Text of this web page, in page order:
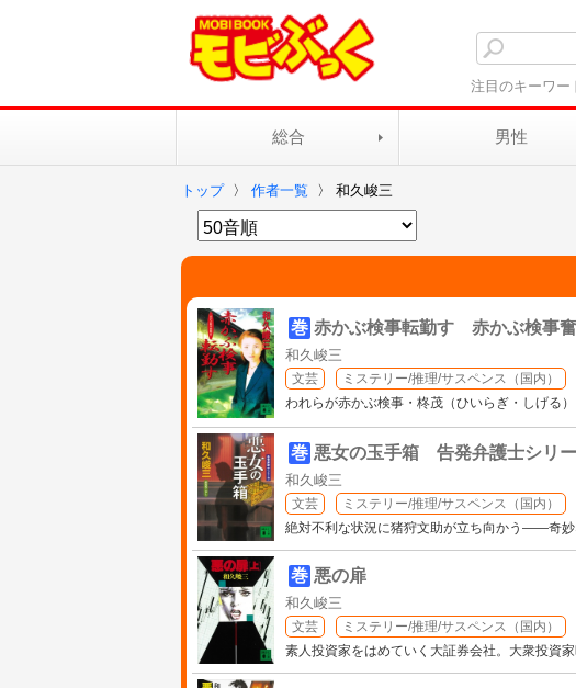
注目のキーワー
総合 男性
トップ 〉 作者一覧 〉 和久峻三
巻 赤かぶ検事転勤す 赤かぶ検事
和久峻三
文芸
ミステリー/推理/サスペンス（国内）
われらが赤かぶ検事・柊茂（ひいらぎ・しげる
巻 悪女の玉手箱 告発弁護士シリ
和久峻三
文芸
ミステリー/推理/サスペンス（国内）
絶対不利な状況に猪狩文助が立ち向かう――奇
巻 悪の扉
和久峻三
文芸
ミステリー/推理/サスペンス（国内）
素人投資家をはめていく大証券会社。大衆投資